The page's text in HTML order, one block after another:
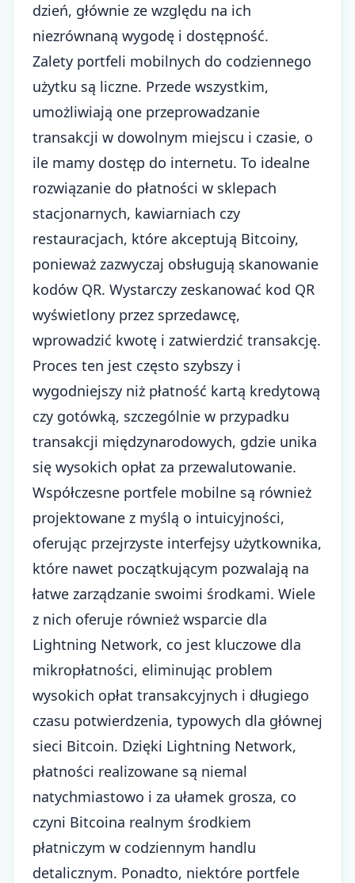
dzień, głównie ze względu na ich
niezrównaną wygodę i dostępność.
Zalety portfeli mobilnych do codziennego
użytku są liczne. Przede wszystkim,
umożliwiają one przeprowadzanie
transakcji w dowolnym miejscu i czasie, o
ile mamy dostęp do internetu. To idealne
rozwiązanie do płatności w sklepach
stacjonarnych, kawiarniach czy
restauracjach, które akceptują Bitcoiny,
ponieważ zazwyczaj obsługują skanowanie
kodów QR. Wystarczy zeskanować kod QR
wyświetlony przez sprzedawcę,
wprowadzić kwotę i zatwierdzić transakcję.
Proces ten jest często szybszy i
wygodniejszy niż płatność kartą kredytową
czy gotówką, szczególnie w przypadku
transakcji międzynarodowych, gdzie unika
się wysokich opłat za przewalutowanie.
Współczesne portfele mobilne są również
projektowane z myślą o intuicyjności,
oferując przejrzyste interfejsy użytkownika,
które nawet początkującym pozwalają na
łatwe zarządzanie swoimi środkami. Wiele
z nich oferuje również wsparcie dla
Lightning Network, co jest kluczowe dla
mikropłatności, eliminując problem
wysokich opłat transakcyjnych i długiego
czasu potwierdzenia, typowych dla głównej
sieci Bitcoin. Dzięki Lightning Network,
płatności realizowane są niemal
natychmiastowo i za ułamek grosza, co
czyni Bitcoina realnym środkiem
płatniczym w codziennym handlu
detalicznym. Ponadto, niektóre portfele